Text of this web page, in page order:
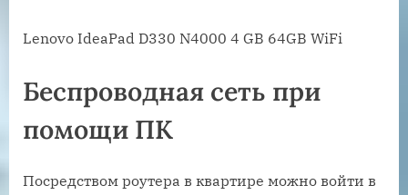
Lenovo IdeaPad D330 N4000 4 GB 64GB WiFi
Беспроводная сеть при
помощи ПК
Посредством роутера в квартире можно войти в